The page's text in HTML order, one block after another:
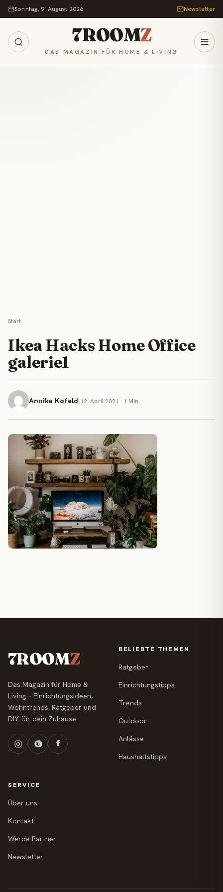
Zum Inhalt springen
Sonntag, 9. August 2026 Newsletter
7ROOMZ
DAS MAGAZIN FÜR HOME & LIVING
Start
Ikea Hacks Home Office
galerie1
Annika Kofeld 12. April 2021 · 1 Min.
7ROOMZ
Das Magazin für Home &
Living – Einrichtungsideen,
Wohntrends, Ratgeber und
DIY für dein Zuhause.
BELIEBTE THEMEN
Ratgeber
Einrichtungstipps
Trends
Outdoor
Anlässe
Haushaltstipps
SERVICE
Über uns
Kontakt
Werde Partner
Newsletter